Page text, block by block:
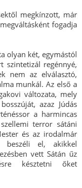
megkínzott, már
fogadja
olyan két, egymástól
szintetizál regénnyé,
nem az elválasztó,
munkál. Az első a
változata, mely
azaz Júdás
a harmincas
terror sátáni
és az irodalmár
beszéli el, akikkel
vett Sátán űz
késztetni őket